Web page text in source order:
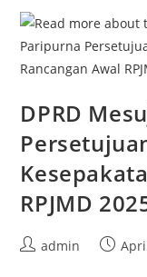
DPRD
RPJMD
Postadmin
Post